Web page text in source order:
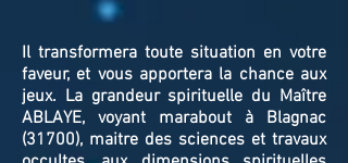
Il transformera toute situation en votre
faveur, et vous apportera la chance aux
jeux. La grandeur spirituelle du Maître
ABLAYE, voyant marabout à Blagnac
(31700), maitre des sciences et travaux